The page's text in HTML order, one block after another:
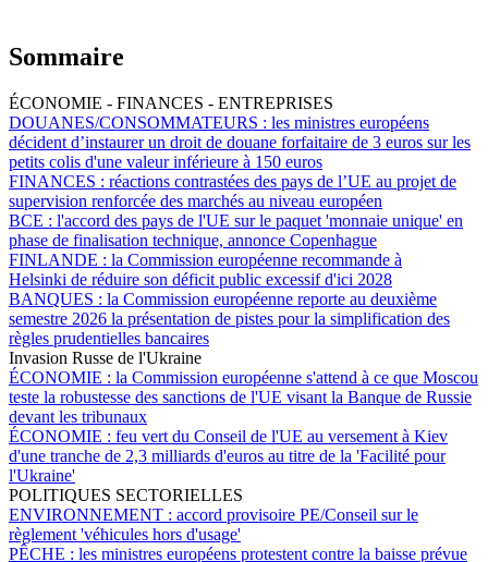
Sommaire
ÉCONOMIE - FINANCES - ENTREPRISES
DOUANES/CONSOMMATEURS : les ministres européens
décident d’instaurer un droit de douane forfaitaire de 3 euros sur les
petits colis d'une valeur inférieure à 150 euros
FINANCES : réactions contrastées des pays de l’UE au projet de
supervision renforcée des marchés au niveau européen
BCE : l'accord des pays de l'UE sur le paquet 'monnaie unique' en
phase de finalisation technique, annonce Copenhague
FINLANDE : la Commission européenne recommande à
Helsinki de réduire son déficit public excessif d'ici 2028
BANQUES : la Commission européenne reporte au deuxième
semestre 2026 la présentation de pistes pour la simplification des
règles prudentielles bancaires
Invasion Russe de l'Ukraine
ÉCONOMIE : la Commission européenne s'attend à ce que Moscou
teste la robustesse des sanctions de l'UE visant la Banque de Russie
devant les tribunaux
ÉCONOMIE : feu vert du Conseil de l'UE au versement à Kiev
d'une tranche de 2,3 milliards d'euros au titre de la 'Facilité pour
l'Ukraine'
POLITIQUES SECTORIELLES
ENVIRONNEMENT : accord provisoire PE/Conseil sur le
règlement 'véhicules hors d'usage'
PÊCHE : les ministres européens protestent contre la baisse prévue